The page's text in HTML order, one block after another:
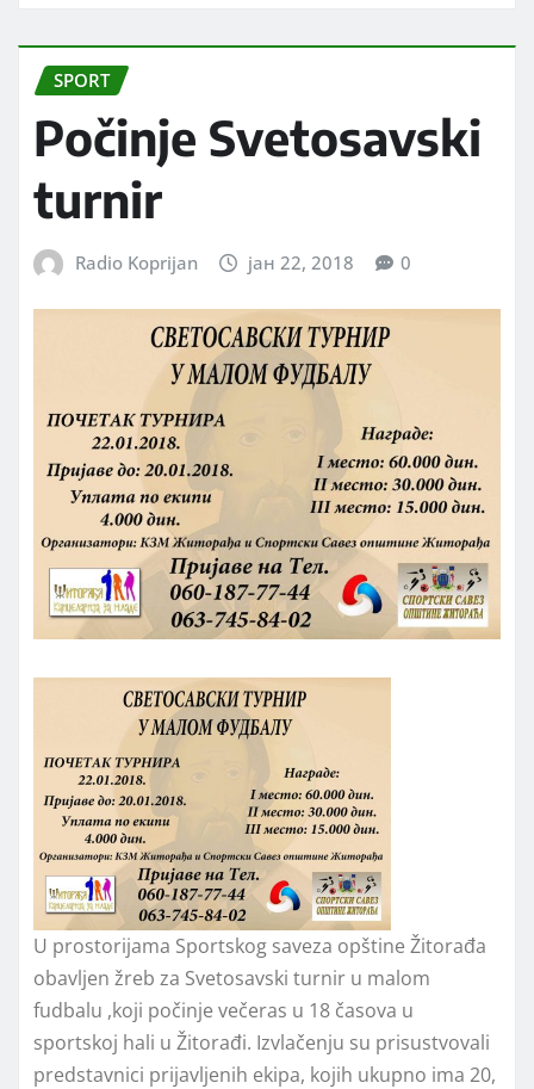
SPORT
Počinje Svetosavski
turnir
Radio Koprijan јан 22, 2018 0
U prostorijama Sportskog saveza opštine Žitorađa
obavljen žreb za Svetosavski turnir u malom
fudbalu ,koji počinje večeras u 18 časova u
sportskoj hali u Žitorađi. Izvlačenju su prisustvovali
predstavnici prijavljenih ekipa, kojih ukupno ima 20,